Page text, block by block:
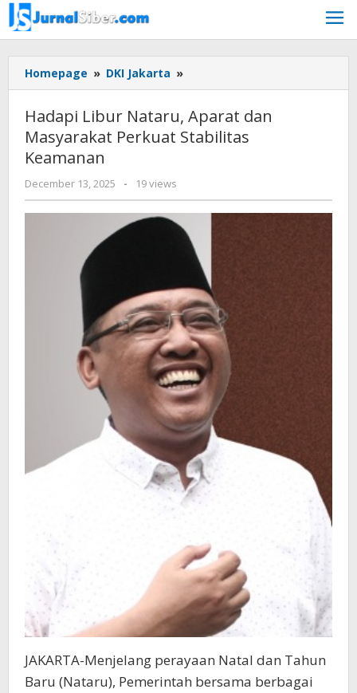
Skip
to
content
Homepage » DKI Jakarta »
Libur
Aparat
dan
Keamanan
Hadapi Libur Nataru, Aparat dan
Masyarakat Perkuat Stabilitas
Keamanan
December 13, 2025
by
faras
prakasa
- 19 views
JAKARTA-Menjelang perayaan Natal dan Tahun
Baru (Nataru), Pemerintah bersama berbagai